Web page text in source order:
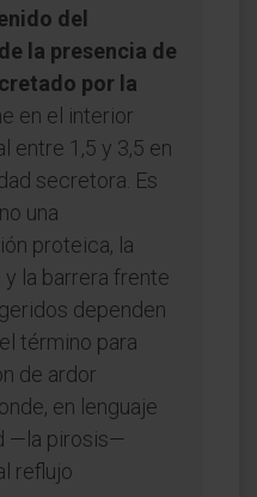
del
la presencia de
por la
en el interior
entre 1,5 y 3,5 en
secretora. Es
una
proteica, la
la barrera frente
dependen
término para
de ardor
en lenguaje
—la pirosis—
reflujo